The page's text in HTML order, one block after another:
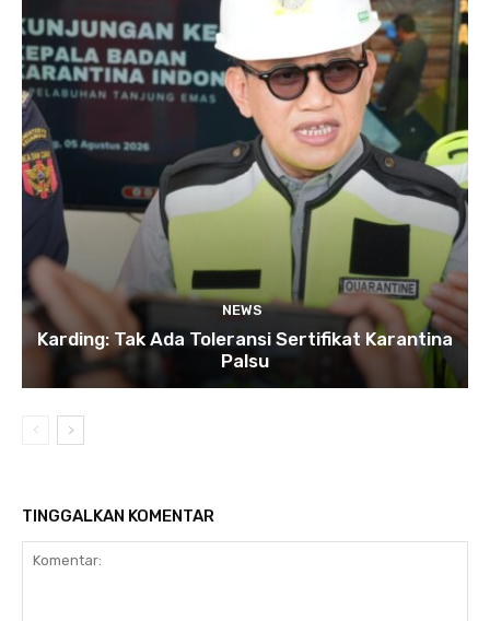
NEWS
Karding: Tak Ada Toleransi Sertifikat Karantina
Palsu
TINGGALKAN KOMENTAR